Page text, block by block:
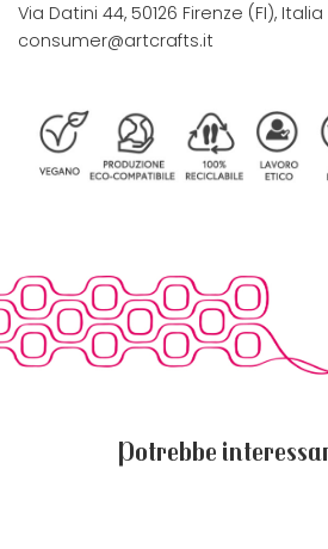
Via Datini 44, 50126 Firenze (FI), Italia
consumer@artcrafts.it
Potrebbe